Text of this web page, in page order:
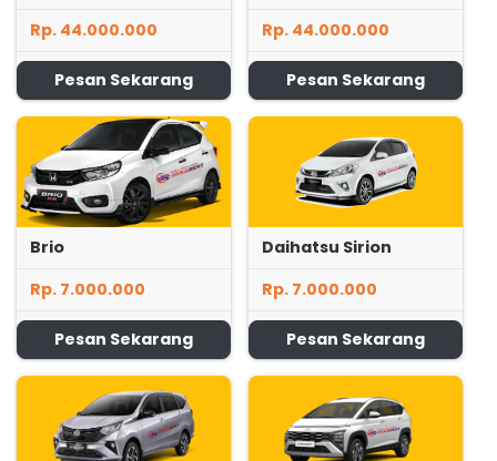
Rp. 44.000.000
Pesan Sekarang
Rp. 44.000.000
Pesan Sekarang
Brio
Rp. 7.000.000
Pesan Sekarang
Daihatsu Sirion
Rp. 7.000.000
Pesan Sekarang